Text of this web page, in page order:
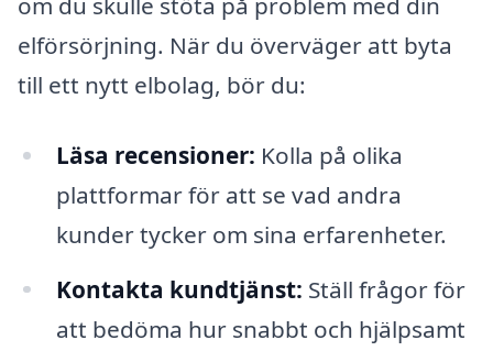
elförsörjning. När du överväger att byta
till ett nytt elbolag, bör du:
Läsa recensioner: Kolla på olika
plattformar för att se vad andra
kunder tycker om sina erfarenheter.
Kontakta kundtjänst: Ställ frågor för
att bedöma hur snabbt och hjälpsamt